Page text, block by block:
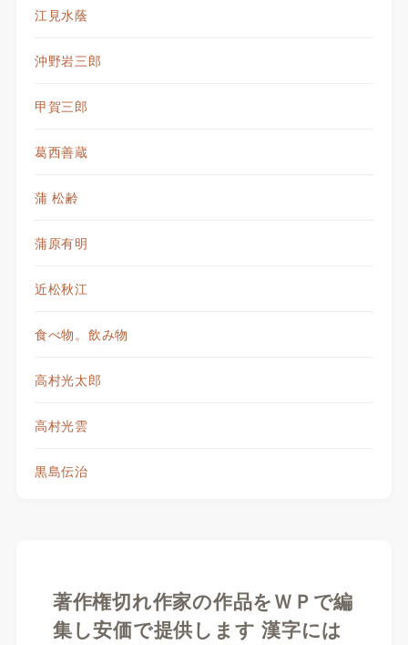
江見水蔭
沖野岩三郎
甲賀三郎
葛西善蔵
蒲 松齢
蒲原有明
近松秋江
食べ物。飲み物
高村光太郎
高村光雲
黒島伝治
著作権切れ作家の作品をＷＰで編
集し安価で提供します 漢字には